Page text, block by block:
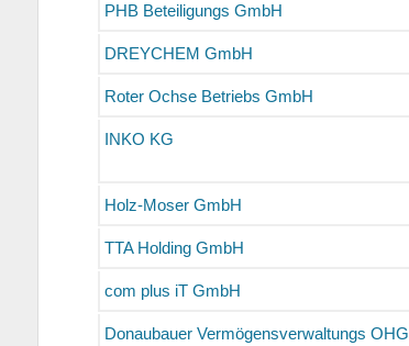
PHB Beteiligungs GmbH
DREYCHEM GmbH
Roter Ochse Betriebs GmbH
INKO KG
Holz-Moser GmbH
TTA Holding GmbH
com plus iT GmbH
Donaubauer Vermögensverwaltungs OHG